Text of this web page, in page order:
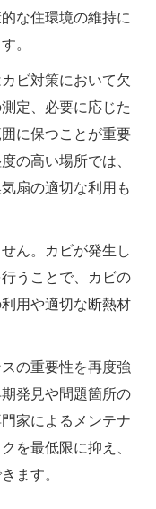
な住環境の維持に
。
ビ対策において欠
定、必要に応じた
に保つことが重要
の高い場所では、
扇の適切な利用も
ん。カビが発生し
うことで、カビの
用や適切な断熱材
の重要性を再度強
発見や問題箇所の
家によるメンテナ
を最低限に抑え、
ます。